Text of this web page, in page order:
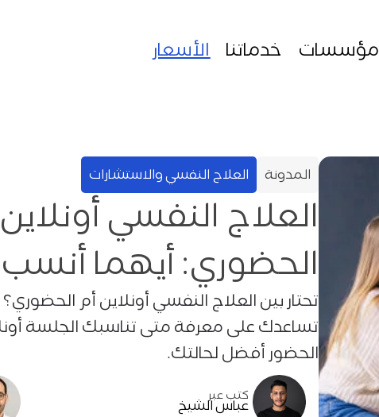
مؤسسات خدماتنا الأسعار
العلاج النفسي والاستشارات المدونة
العلاج النفسي
الحضوري: أيهما
تحتار بين العلاج النفسي أونلاين أم الحضوري؟
تساعدك على معرفة متى تناسبك الجلسة
الحضور أفضل لحالتك.
كتب عبر
عباس الشيخ